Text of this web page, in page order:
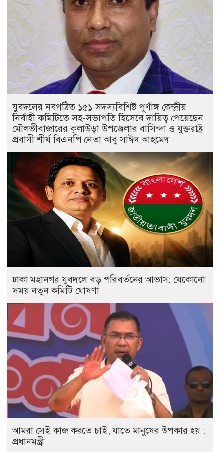
যুবদলের নবগঠিত ১৫১ সদস্যবিশিষ্ট পূর্ণাঙ্গ কেন্দ্রীয়
নির্বাহী কমিটিতে সহ-সভাপতি হিসেবে দায়িত্ব পেয়েছেন
মৌলভীবাজারের কুলাউড়া উপজেলার বাসিন্দা ও যুক্তরাষ্ট্র
প্রবাসী শীর্ষ বিএনপি নেতা আবু সাঈদ আহমেদ
ঢাকা মহানগর যুবদলে বড় পরিবর্তনের আভাস: যেকোনো
সময় নতুন কমিটি ঘোষণা
আমরা সেই কাজ করতে চাই, যাতে মানুষের উপকার হয় :
প্রধানমন্ত্রী